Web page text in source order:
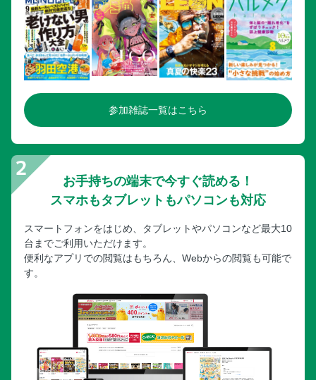
参加雑誌一覧はこちら
お手持ちの端末で今すぐ読める！
スマホもタブレットもパソコンも対応
スマートフォンをはじめ、タブレットやパソコンなど最大10
台までご利用いただけます。
便利なアプリでの閲覧はもちろん、Webからの閲覧も可能で
す。